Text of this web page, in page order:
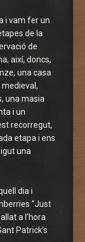
i vam fer un
de la
de
així, doncs,
una casa
una masia
i un
recorregut,
etapa i ens
una
dia i
“Just
a l’hora
Patrick’s